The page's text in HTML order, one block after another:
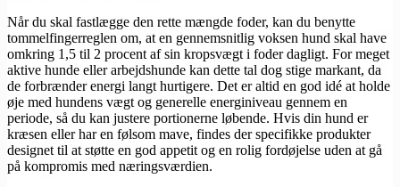
Når du skal fastlægge den rette mængde foder, kan du benytte
tommelfingerreglen om, at en gennemsnitlig voksen hund skal have
omkring 1,5 til 2 procent af sin kropsvægt i foder dagligt. For meget
aktive hunde eller arbejdshunde kan dette tal dog stige markant, da
de forbrænder energi langt hurtigere. Det er altid en god idé at holde
øje med hundens vægt og generelle energiniveau gennem en
periode, så du kan justere portionerne løbende. Hvis din hund er
kræsen eller har en følsom mave, findes der specifikke produkter
designet til at støtte en god appetit og en rolig fordøjelse uden at gå
på kompromis med næringsværdien.